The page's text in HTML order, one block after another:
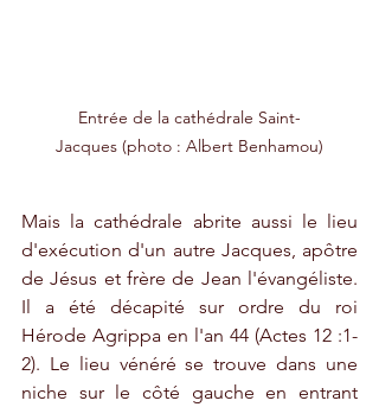
Entrée de la cathédrale Saint-
Jacques (photo : Albert Benhamou)
Mais la cathédrale abrite aussi le lieu
d'exécution d'un autre Jacques, apôtre
de Jésus et frère de Jean l'évangéliste.
Il a été décapité sur ordre du roi
Hérode Agrippa en l'an 44 (Actes 12 :1-
2). Le lieu vénéré se trouve dans une
niche sur le côté gauche en entrant